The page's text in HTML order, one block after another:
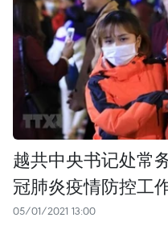
越共中央书记处常
冠肺炎疫情防控工
05/01/2021 13:00